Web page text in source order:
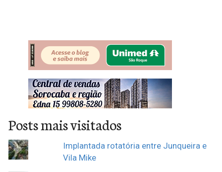
Posts mais visitados
Implantada rotatória entre Junqueira e
Vila Mike